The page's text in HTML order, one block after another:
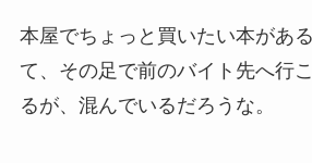
本屋でちょっと買いたい本があ
て、その足で前のバイト先へ行
るが、混んでいるだろうな。